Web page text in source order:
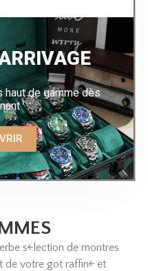
haut de gamme dès
s￩lection de montres
de votre go￻t raffin￩ et